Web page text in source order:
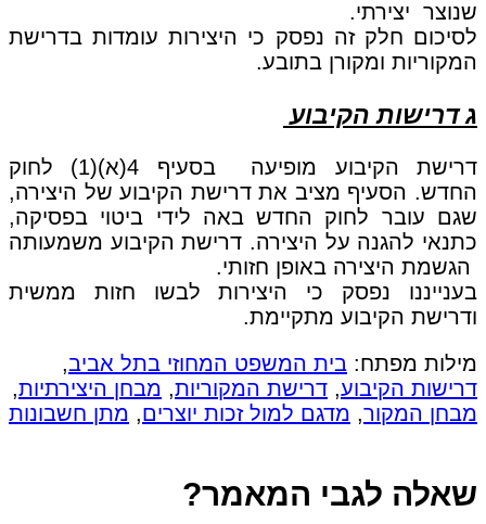
שנוצר יצירתי.
לסיכום חלק זה נפסק כי היצירות עומדות בדרישת
המקוריות ומקורן בתובע.
ג דרישות הקיבוע
דרישת הקיבוע מופיעה בסעיף 4(א)(1) לחוק
החדש. הסעיף מציב את דרישת הקיבוע של היצירה,
שגם עובר לחוק החדש באה לידי ביטוי בפסיקה,
כתנאי להגנה על היצירה. דרישת הקיבוע משמעותה
הגשמת היצירה באופן חזותי.
בענייננו נפסק כי היצירות לבשו חזות ממשית
ודרישת הקיבוע מתקיימת.
מילות מפתח: בית המשפט המחוזי בתל אביב,
דרישות הקיבוע, דרישת המקוריות, מבחן היצירתיות,
מבחן המקור, מדגם למול זכות יוצרים, מתן חשבונות
שאלה לגבי המאמר?